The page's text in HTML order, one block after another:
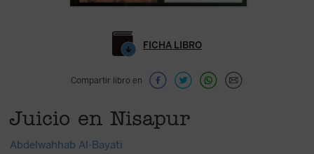
FICHA LIBRO
Compartir libro en
Juicio en Nisapur
Abdelwahhab Al-Bayati